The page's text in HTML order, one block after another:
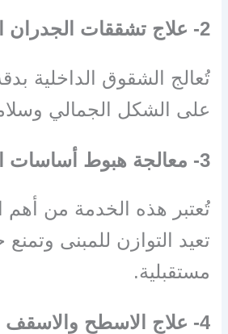
2- علاج تشققات الجدران الداخلية
تُعالج الشقوق الداخلية
على الشكل الجمالي
3- معالجة هبوط أساسات المباني
تُعتبر هذه الخدمة من أهم
تعيد التوازن للمبنى
مستقبلية.
4- علاج الاسطح والاسقف من الرطوبة